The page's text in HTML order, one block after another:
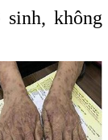
không